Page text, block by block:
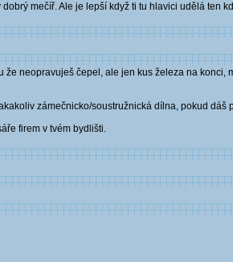
mečíř. Ale je lepší když ti tu hlavici udělá ten
neopravuješ čepel, ale jen kus železa na konci,
zámečnicko/soustružnická dílna, pokud dáš
firem v tvém bydlišti.